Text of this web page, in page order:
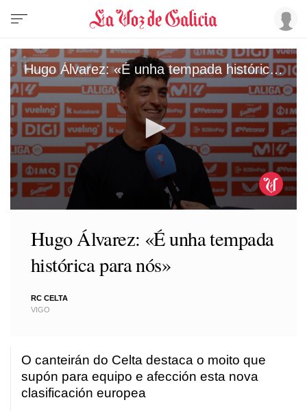
Hugo Álvarez: «É unha tempada histórica para nós»
seconds
Hugo Álvarez: «É unha tempada
histórica para nós»
RC CELTA
VIGO
O canteirán do Celta destaca o moito que
supón para equipo e afección esta nova
clasificación europea